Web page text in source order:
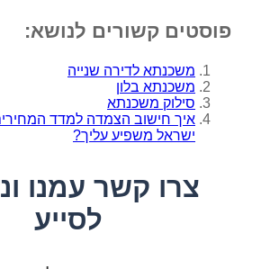
פוסטים קשורים לנושא:
משכנתא לדירה שנייה
משכנתא בלון
סילוק משכנתא
איך חישוב הצמדה למדד
ישראל משפיע עליך?
צרו קשר עמנו
לסייע